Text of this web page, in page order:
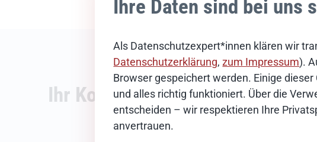
Ihre Daten sind bei uns
Als Datenschutzexpert*innen klären wir
Datenschutzerklärung,zum Impressum).
Browser gespeichert werden. Einige
und alles richtig funktioniert. Über die
entscheiden – wir respektieren Ihre
anvertrauen.
Ihr Kontakt